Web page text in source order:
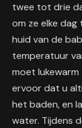
twee tot drie
om ze elke
huid van de
temperatuur
moet lukewarm
ervoor dat u
het baden, en
water. Tijdens